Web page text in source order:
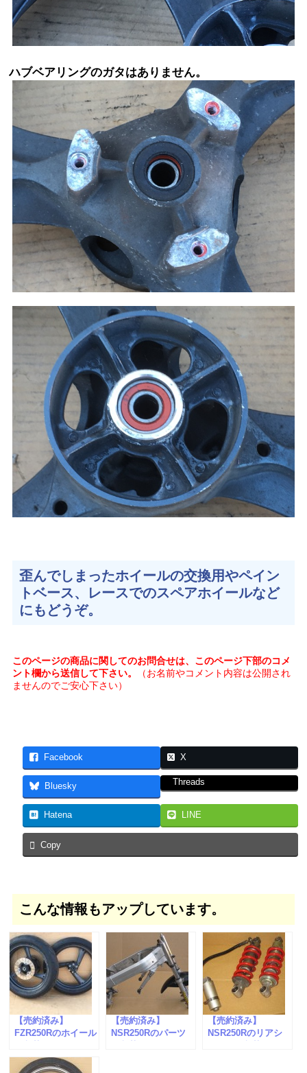
ハブベアリングのガタはありません。
歪んでしまったホイールの交換用やペイン
トベース、レースでのスペアホイールなど
にもどうぞ。
このページの商品に関してのお問合せは、このページ下部のコメ
ント欄から送信して下さい。
（お名前やコメント内容は公開され
ませんのでご安心下さい）
Facebook X
Bluesky Threads
Hatena LINE
Copy
こんな情報もアップしています。
【売約済み】
FZR250Rのホイール
【売約済み】
NSR250Rのパーツ
【売約済み】
NSR250Rのリアシ